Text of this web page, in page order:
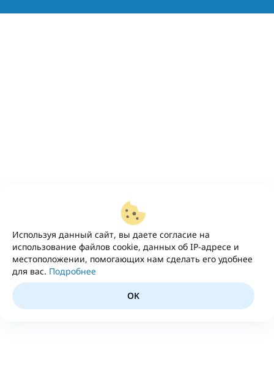
Используя данный сайт, вы даете согласие на
использование файлов cookie, данных об IP-адресе и
местоположении, помогающих нам сделать его удобнее
для вас. Подробнее
OK